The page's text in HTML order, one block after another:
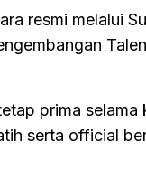
resmi melalui
prima selama
serta official